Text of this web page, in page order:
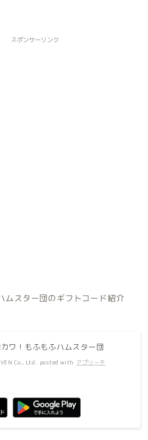
スポンサーリンク
ムスター団のギフトコード紹介
ワ！もふもふハムスター団
Co., Ltd. posted with アプリーチ